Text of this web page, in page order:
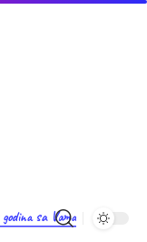
sa Vama